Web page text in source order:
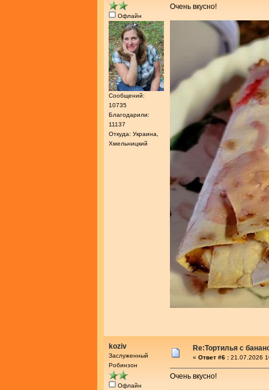
Офлайн
Сообщений:
10735
Благодарили:
11137
Откуда: Украина,
Хмельницкий
Очень вкусно!
koziv
Заслуженный
Робинзон
Офлайн
Re:Тортилья с
« Ответ #6 : 21.07.2026
Очень вкусно!